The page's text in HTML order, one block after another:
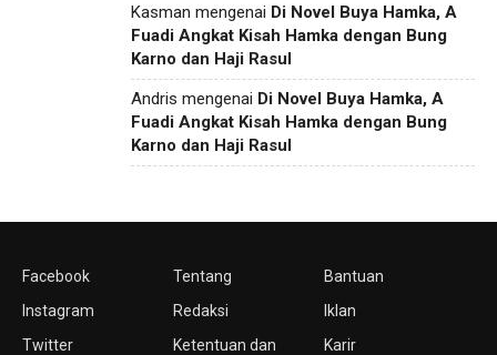
Kasman mengenai Di Novel Buya Hamka, A
Fuadi Angkat Kisah Hamka dengan Bung
Karno dan Haji Rasul
Andris mengenai Di Novel Buya Hamka, A
Fuadi Angkat Kisah Hamka dengan Bung
Karno dan Haji Rasul
Facebook
Instagram
Twitter
Tentang
Redaksi
Ketentuan dan
Bantuan
Iklan
Karir